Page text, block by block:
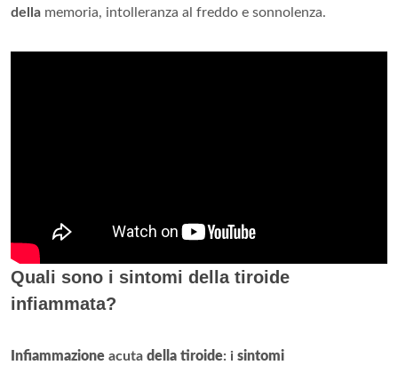
della memoria, intolleranza al freddo e sonnolenza.
Quali sono i sintomi della tiroide
infiammata?
Infiammazione acuta della tiroide: i sintomi